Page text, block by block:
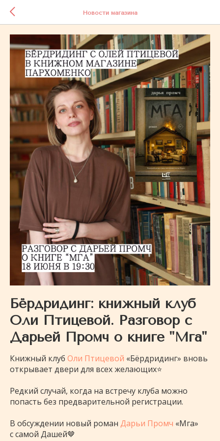
Новости магазина
Бёрдридинг: книжный клуб
Оли Птицевой. Разговор с
Дарьей Промч о книге "Мга"
Книжный клуб Оли Птицевой «Бёрдридинг» вновь
открывает двери для всех желающих⭐️
Редкий случай, когда на встречу клуба можно
попасть без предварительной регистрации.
В обсуждении новый роман Дарьи Промч «Мга»
с самой Дашей🤎